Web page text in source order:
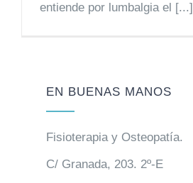
entiende por lumbalgia el [...]
EN BUENAS MANOS
Fisioterapia y Osteopatía.
C/ Granada, 203. 2º-E